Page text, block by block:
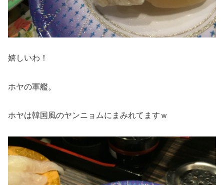
嬉しいわ！
ホヤの軍艦。
ホヤは韓国風のヤンニョムにまみれてますｗ